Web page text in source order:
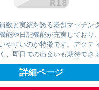
数と実績を誇る老舗マッチン
能や日記機能が充実しており
やすいのが特徴です。アクテ
、即日での出会いも期待できま
詳細ページ